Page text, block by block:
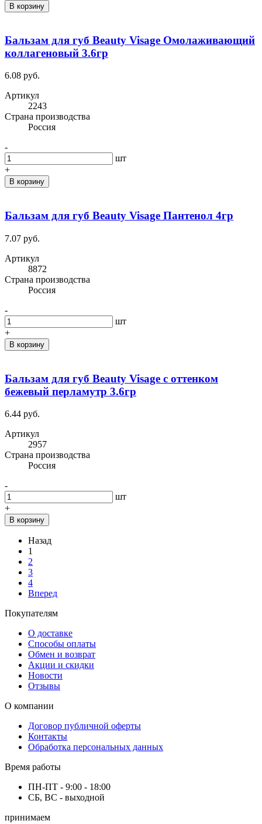
В корзину
Бальзам для губ Beauty Visage Омолаживающий
коллагеновый 3.6гр
6.08 руб.
Артикул
2243
Cтрана производства
Россия
-
шт
+
В корзину
Бальзам для губ Beauty Visage Пантенол 4гр
7.07 руб.
Артикул
8872
Cтрана производства
Россия
-
шт
+
В корзину
Бальзам для губ Beauty Visage с оттенком
бежевый перламутр 3.6гр
6.44 руб.
Артикул
2957
Cтрана производства
Россия
-
шт
+
В корзину
Назад
1
2
3
4
Вперед
Покупателям
О доставке
Способы оплаты
Обмен и возврат
Акции и скидки
Новости
Отзывы
О компании
Договор публичной оферты
Контакты
Обработка персональных данных
Время работы
ПН-ПТ - 9:00 - 18:00
СБ, ВС - выходной
принимаем